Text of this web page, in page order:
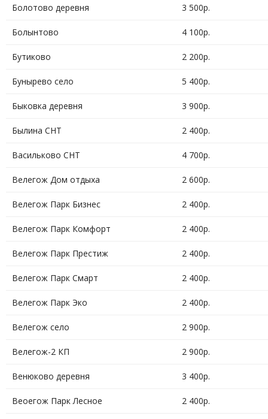
Болотово деревня 3 500р.
Болынтово 4 100р.
Бутиково 2 200р.
Бунырево село 5 400р.
Быковка деревня 3 900р.
Былина СНТ 2 400р.
Васильково СНТ 4 700р.
Велегож Дом отдыха 2 600р.
Велегож Парк Бизнес 2 400р.
Велегож Парк Комфорт 2 400р.
Велегож Парк Престиж 2 400р.
Велегож Парк Смарт 2 400р.
Велегож Парк Эко 2 400р.
Велегож село 2 900р.
Велегож-2 КП 2 900р.
Венюково деревня 3 400р.
Веоегож Парк Лесное 2 400р.